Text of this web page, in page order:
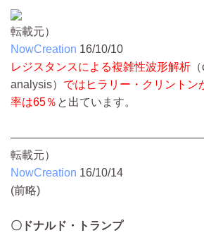
転載元）
NowCreation 16/10/10
レジスタンスによる複雑性波形解析
analysis） ではヒラリー・クリントン
率は65％ と出ています。
転載元）
NowCreation 16/10/14
(前略)
〇ドナルド・トランプ